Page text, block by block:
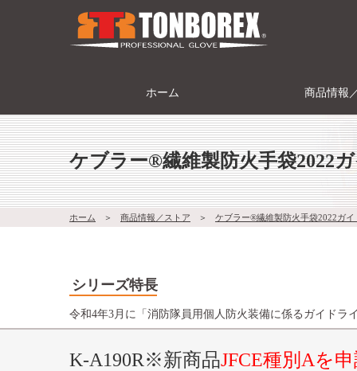
ホーム 商品情報
ケブラー®繊維製防火手袋2022
ホーム ＞ 商品情報／ストア ＞ ケブラー®繊維製防火手袋2022ガイ
シリーズ特長
令和4年3月に「消防隊員用個人防火装備に係るガイドラ
K-A190R※新商品JFCE種別Aを